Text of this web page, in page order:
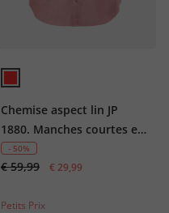
Chemise aspect lin JP
1880. Manches courtes et
col Kent. Coupe Modern
Fit - jusqu'au 8 XL
- 50%
€ 59,99 € 29,99
Petits Prix